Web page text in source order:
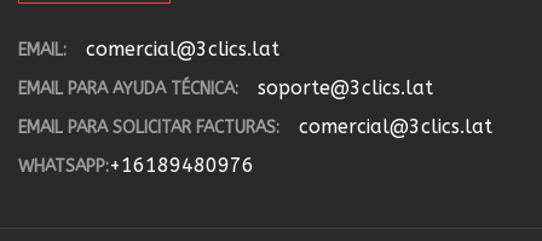
EMAIL: comercial@3clics.lat
EMAIL PARA AYUDA TÉCNICA: soporte@3clics.lat
EMAIL PARA SOLICITAR FACTURAS: comercial@3clics.lat
WHATSAPP:+16189480976